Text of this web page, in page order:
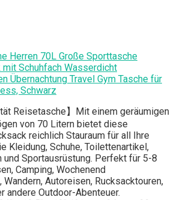
Herren 70L Große Sporttasche
Schuhfach Wasserdicht
Übernachtung Travel Gym Tasche für
Schwarz
Reisetasche】Mit einem geräumigen
von 70 Litern bietet diese
reichlich Stauraum für all Ihre
Kleidung, Schuhe, Toilettenartikel,
und Sportausrüstung. Perfekt für 5-8
Camping, Wochenend
Wandern, Autoreisen, Rucksacktouren,
andere Outdoor-Abenteuer.